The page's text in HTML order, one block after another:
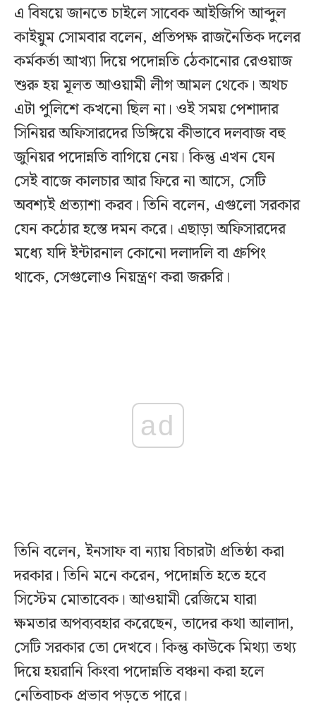
এ বিষয়ে জানতে চাইলে সাবেক আইজিপি আব্দুল
কাইয়ুম সোমবার বলেন, প্রতিপক্ষ রাজনৈতিক দলের
কর্মকর্তা আখ্যা দিয়ে পদোন্নতি ঠেকানোর রেওয়াজ
শুরু হয় মূলত আওয়ামী লীগ আমল থেকে। অথচ
এটা পুলিশে কখনো ছিল না। ওই সময় পেশাদার
সিনিয়র অফিসারদের ডিঙ্গিয়ে কীভাবে দলবাজ বহু
জুনিয়র পদোন্নতি বাগিয়ে নেয়। কিন্তু এখন যেন
সেই বাজে কালচার আর ফিরে না আসে, সেটি
অবশ্যই প্রত্যাশা করব। তিনি বলেন, এগুলো সরকার
যেন কঠোর হস্তে দমন করে। এছাড়া অফিসারদের
মধ্যে যদি ইন্টারনাল কোনো দলাদলি বা গ্রুপিং
থাকে, সেগুলোও নিয়ন্ত্রণ করা জরুরি।
ad
তিনি বলেন, ইনসাফ বা ন্যায় বিচারটা প্রতিষ্ঠা করা
দরকার। তিনি মনে করেন, পদোন্নতি হতে হবে
সিস্টেম মোতাবেক। আওয়ামী রেজিমে যারা
ক্ষমতার অপব্যবহার করেছেন, তাদের কথা আলাদা,
সেটি সরকার তো দেখবে। কিন্তু কাউকে মিথ্যা তথ্য
দিয়ে হয়রানি কিংবা পদোন্নতি বঞ্চনা করা হলে
নেতিবাচক প্রভাব পড়তে পারে।